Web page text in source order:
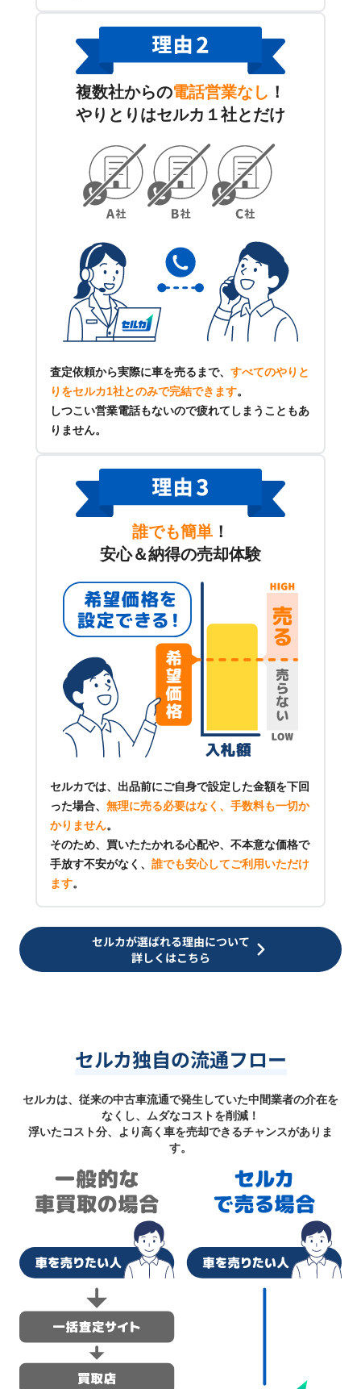
複数社からの電話営業なし ！
やりとりはセルカ１社とだけ
査定依頼から実際に車を売るまで、 すべてのやりと
りをセルカ1社とのみで完結できます。
しつこい営業電話もないので疲れてしまうこともあ
りません。
誰でも簡単 ！
安心＆納得の売却体験
セルカでは、出品前にご自身で設定した金額を下回
った場合、 無理に売る必要はなく、手数料も一切か
かりません。
そのため、買いたたかれる心配や、不本意な価格で
手放す不安がなく、 誰でも安心してご利用いただけ
ます。
セルカが選ばれる理由について
詳しくはこちら
セルカ独自の流通フロー
セルカは、従来の中古車流通で発生していた中間業者の介在を
なくし、ムダなコストを削減！
浮いたコスト分、より高く車を売却できるチャンスがありま
す。